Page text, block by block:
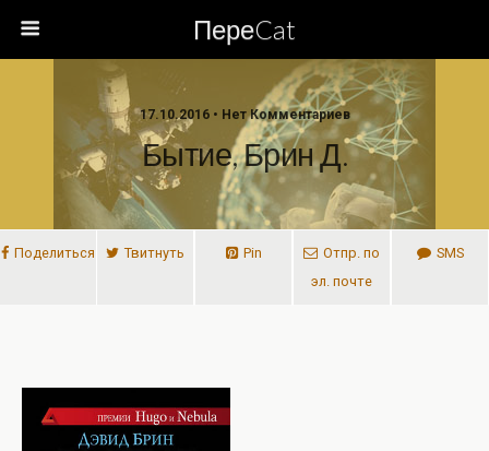
ПереCat
17.10.2016 • Нет Комментариев
Бытие, Брин Д.
Поделиться Твитнуть Pin
Отпр. по
эл. почте
SMS